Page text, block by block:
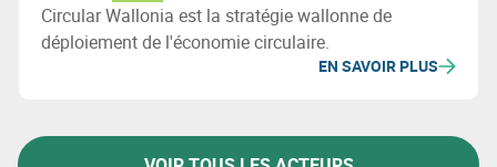
Circular Wallonia est la stratégie wallonne de
déploiement de l'économie circulaire.
EN SAVOIR PLUS